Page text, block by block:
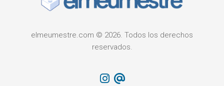
elmeumestre.com © 2026. Todos los derechos
reservados.